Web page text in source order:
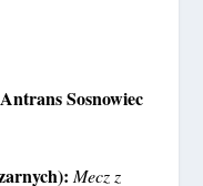
Sosnowiec
Mecz z